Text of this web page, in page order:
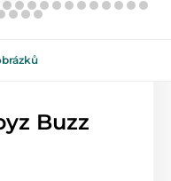
Buzz